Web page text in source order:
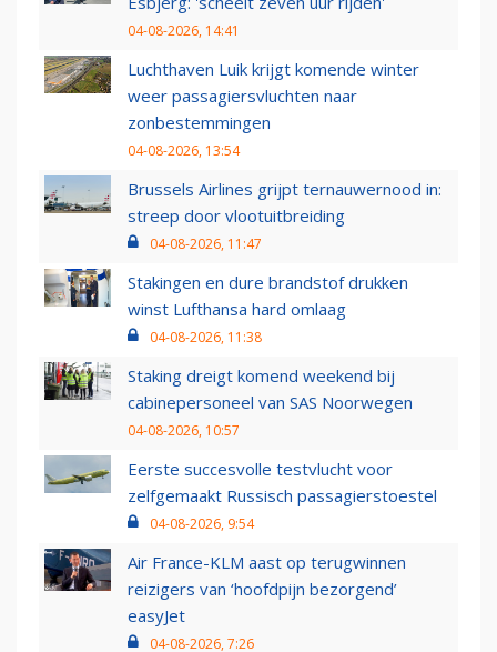
04-08-2026, 14:41
Luchthaven Luik krijgt komende winter
weer passagiersvluchten naar
zonbestemmingen
04-08-2026, 13:54
Brussels Airlines grijpt ternauwernood in:
streep door vlootuitbreiding
04-08-2026, 11:47
Stakingen en dure brandstof drukken
winst Lufthansa hard omlaag
04-08-2026, 11:38
Staking dreigt komend weekend bij
cabinepersoneel van SAS Noorwegen
04-08-2026, 10:57
Eerste succesvolle testvlucht voor
zelfgemaakt Russisch passagierstoestel
04-08-2026, 9:54
Air France-KLM aast op terugwinnen
reizigers van ‘hoofdpijn bezorgend’
easyJet
04-08-2026, 7:26